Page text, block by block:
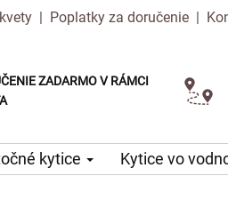
| Poplatky za doručenie |
ZADARMO V RÁMCI
v ten istý deň k dispozícii
si dátum doručenia
kytice Kytice vo